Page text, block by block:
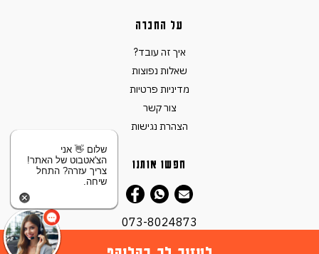
על החברה
איך זה עובד?
שאלות נפוצות
מדיניות פרטיות
צור קשר
הצהרת נגישות
חפשו אותנו
073-8024873
שלום 👋 אני
הצ'אטבוט של האתר!
צריך עזרה? התחל
שיחה.